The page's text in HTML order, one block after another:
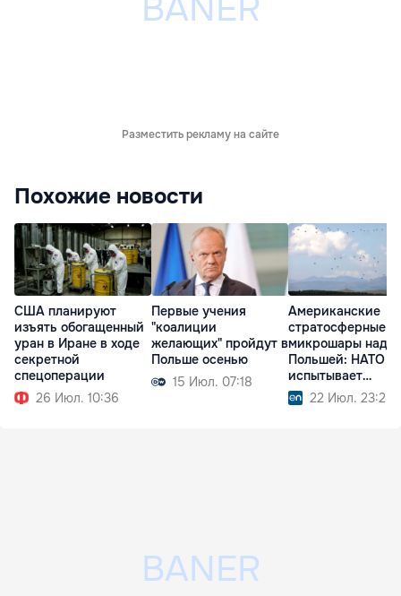
Разместить рекламу на сайте
Похожие новости
США планируют
изъять обогащенный
уран в Иране в ходе
секретной
спецоперации
26 Июл. 10:36
Первые учения
"коалиции
желающих" пройдут в
Польше осенью
15 Июл. 07:18
Американские
стратосферные
микрошары над
Польшей: НАТО
испытывает
технологии
22 Июл. 23:25